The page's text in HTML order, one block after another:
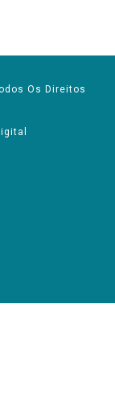
Os Direitos